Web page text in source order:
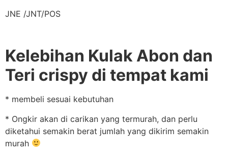
JNE /JNT/POS
Kelebihan Kulak Abon dan
Teri crispy di tempat kami
* membeli sesuai kebutuhan
* Ongkir akan di carikan yang termurah, dan perlu
diketahui semakin berat jumlah yang dikirim semakin
murah